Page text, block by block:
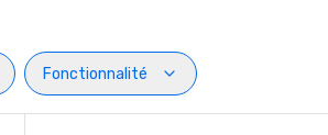
Fonctionnalité